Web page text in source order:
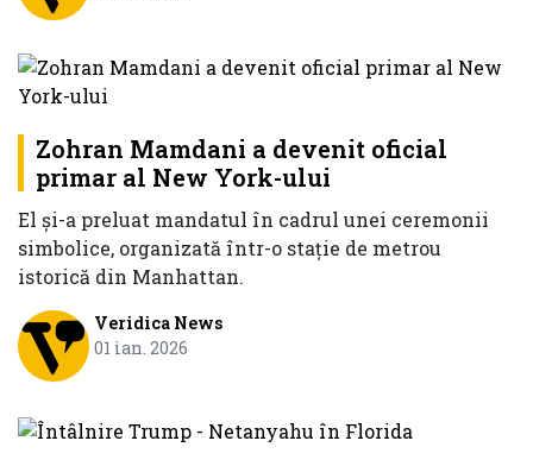
Zohran Mamdani a devenit oficial
primar al New York-ului
El şi-a preluat mandatul în cadrul unei ceremonii
simbolice, organizată într-o stație de metrou
istorică din Manhattan.
Veridica News
01 ian. 2026